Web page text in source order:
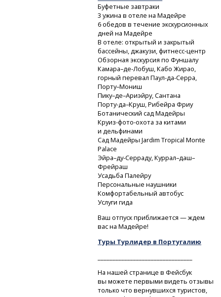
Буфетные завтраки
3 ужина в отеле на Мадейре
6 обедов в течение экскурсионных
дней на Мадейре
В отеле: открытый и закрытый
бассейны, джакузи,фитнесс-центр
Обзорная экскурсия по Фуншалу
Камара–де-Лобуш,Кабо Жирао,
горный перевалПаул-да-Серра,
Порту–Мониш
Пику–де–Ариэйру, Сантана
Порту-да–Круш,Рибейра Фриу
Ботанический сад Мадейры
Круиз-фото-охота за китами
и дельфинами
Сад Мадейры Jardim Tropical Monte
Palace
Эйра–ду-Серраду,Куррал–даш–
Фрейраш
Усадьба Палейру
Персональные наушники
Комфортабельный автобус
Услуги гида
Ваш отпуск приближается — ждем
вас на Мадейре!
Туры Турлидер в Португалию
На нашей странице в Фейсбук
вы можете первыми видеть отзывы
только что вернувшихся туристов,